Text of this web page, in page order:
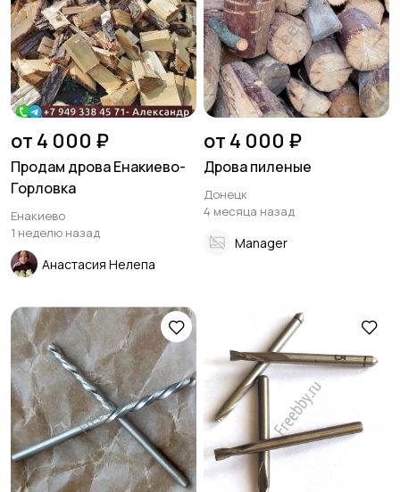
Столы и стулья Текстиль и ковры
Шкафы и комоды Другое
от 4 000 ₽
Продам дрова Енакиево-
Горловка
Енакиево
1 неделю назад
Анастасия Нелепа
от 4 000 ₽
Дрова пиленые
Донецк
4 месяца назад
Manager